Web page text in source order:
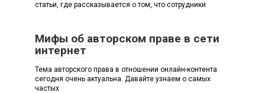
статьи, где рассказывается о том, что сотрудники
Мифы об авторском праве в сети
интернет
Тема авторского права в отношении онлайн-контента
сегодня очень актуальна. Давайте узнаем о самых
частых